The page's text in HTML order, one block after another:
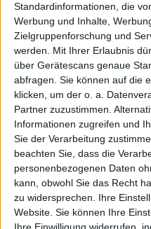
Standardinformationen, die
Werbung und Inhalte,
Zielgruppenforschung und
werden. Mit Ihrer Erlaubnis
über Gerätescans genaue
abfragen. Sie können auf die
klicken, um der o. a.
Partner zuzustimmen.
Informationen zugreifen und
Sie der Verarbeitung
beachten Sie, dass die
personenbezogenen Daten
kann, obwohl Sie das Recht
zu widersprechen. Ihre
Website. Sie können Ihre
Synthklängen kreierte
allerdings gut in das
„Kampen Fortsaetter“
wie Fremdkörper, im
Atmosphäre eher noch.
Larm“ an und ihr wisst,
stehen dann wieder
„Sidste Kapitel i en
ein Riff reicht, um mir und
Anderen, der
Neunziger mag, eine
Schleppend- monoton-
Weitere Worte möchte ich